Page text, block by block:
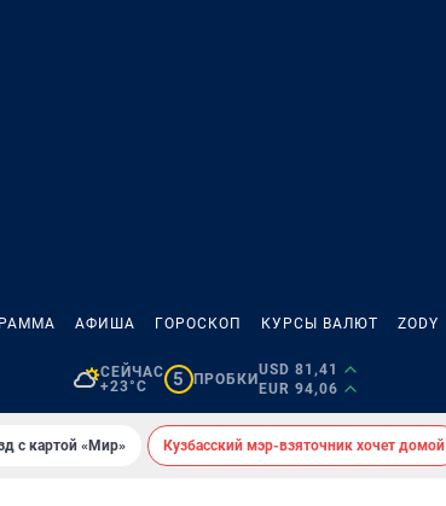
АФИША ГОРОСКОП КУРСЫ ВАЛЮТ ZODY
СЕЙЧАС
+23°C
5 ПРОБКИ
USD 81,41
EUR 94,06
с картой «Мир» Кузбасский мэр-взяточник хочет домой